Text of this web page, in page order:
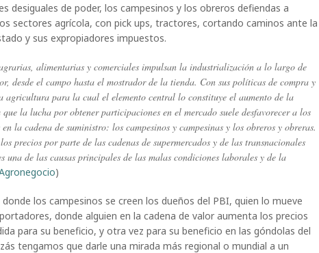
desiguales de poder, los campesinos y los obreros defiendas a
sectores agrícola, con pick ups, tractores, cortando caminos ante la
y sus expropiadores impuestos.
alimentarias y comerciales impulsan la industrialización a lo largo de
desde el campo hasta el mostrador de la tienda. Con sus políticas de compra y
agricultura para la cual el elemento central lo constituye el aumento de la
la lucha por obtener participaciones en el mercado suele desfavorecer a los
la cadena de suministro: los campesinos y campesinas y los obreros y obreras.
precios por parte de las cadenas de supermercados y de las transnacionales
una de las causas principales de las malas condiciones laborales y de la
)
donde los campesinos se creen los dueños del PBI, quien lo mueve
donde alguien en la cadena de valor aumenta los precios
para su beneficio, y otra vez para su beneficio en las góndolas del
tengamos que darle una mirada más regional o mundial a un